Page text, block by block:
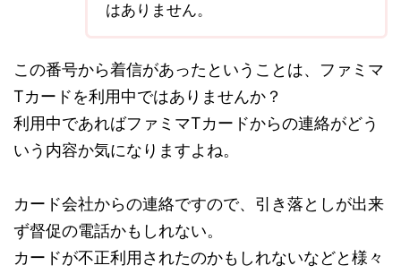
はありません。
この番号から着信があったということは、ファミマ
Tカードを利用中ではありませんか？
利用中であればファミマTカードからの連絡がどう
いう内容か気になりますよね。
カード会社からの連絡ですので、引き落としが出来
ず督促の電話かもしれない。
カードが不正利用されたのかもしれないなどと様々